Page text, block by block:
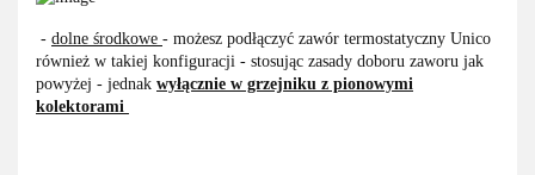
- dolne środkowe - możesz podłączyć zawór termostatyczny Unico
również w takiej konfiguracji - stosując zasady doboru zaworu jak
powyżej - jednak wyłącznie w grzejniku z pionowymi
kolektorami